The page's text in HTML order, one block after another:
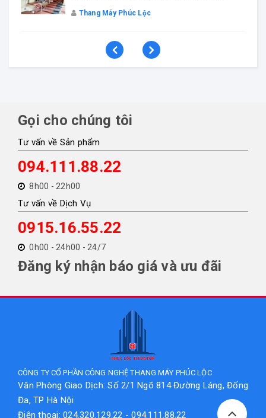
Thang Máy Phúc Lộc
Gọi cho chúng tôi
Tư vấn về Sản phẩm
094.111.88.22
8h00 - 22h00
Tư vấn về Dịch Vụ
0915.16.55.22
0h00 - 24h00 - 24/7
Đăng ký nhận báo giá và ưu đãi
CÔNG TY CỔ PHẦN CÔNG NGHỆ THANG MÁY PHÚC LỘC
Văn Phòng Giao Dịch: Số 2/1 Ngõ 814 Đường Láng, Đống
Đa, TP Hà Nội
Điện thoại: 024.320.129.22 - 094.111.88.22